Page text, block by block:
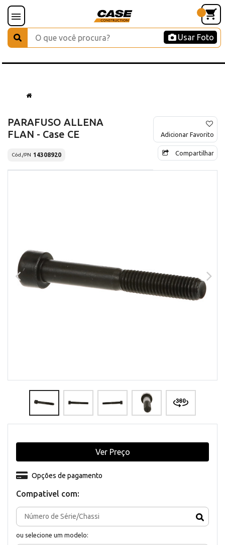
Usar Foto
PARAFUSO ALLENA
FLAN - Case CE
Cód./PN 14308920
Adicionar Favorito
Compartilhar
Compativel com:
ou selecione um modelo:
Opções de pagamento
Ver Preço